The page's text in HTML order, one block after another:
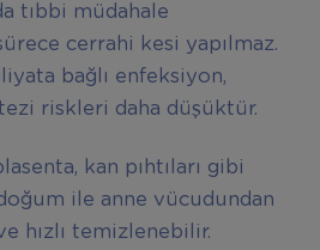
tıbbi müdahale
cerrahi kesi yapılmaz.
bağlı enfeksiyon,
riskleri daha düşüktür.
kan pıhtıları gibi
ile anne vücudundan
hızlı temizlenebilir.